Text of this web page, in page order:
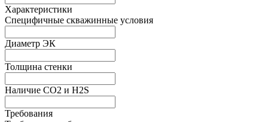
Характеристики
Специфичные скважинные условия
Диаметр ЭК
Толщина стенки
Наличие СО2 и H2S
Требования